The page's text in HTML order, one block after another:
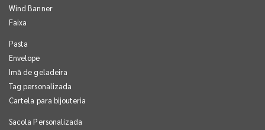
Wind Banner
Faixa
Pasta
Envelope
Imã de geladeira
Tag personalizada
Cartela para bijouteria
Sacola Personalizada